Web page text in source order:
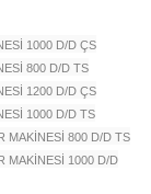
1000 D/D ÇS
800 D/D TS
1200 D/D ÇS
1000 D/D TS
MAKİNESİ 800 D/D TS
MAKİNESİ 1000 D/D